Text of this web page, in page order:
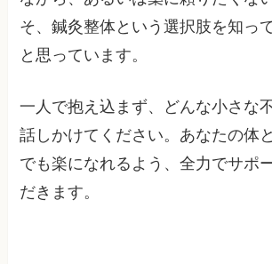
そ、鍼灸整体という選択肢を知っ
と思っています。
一人で抱え込まず、どんな小さな
話しかけてください。あなたの体
でも楽になれるよう、全力でサポ
だきます。